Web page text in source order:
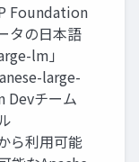
Foundation
タの日本語
lm」
large-
Devチーム
ら利用可能